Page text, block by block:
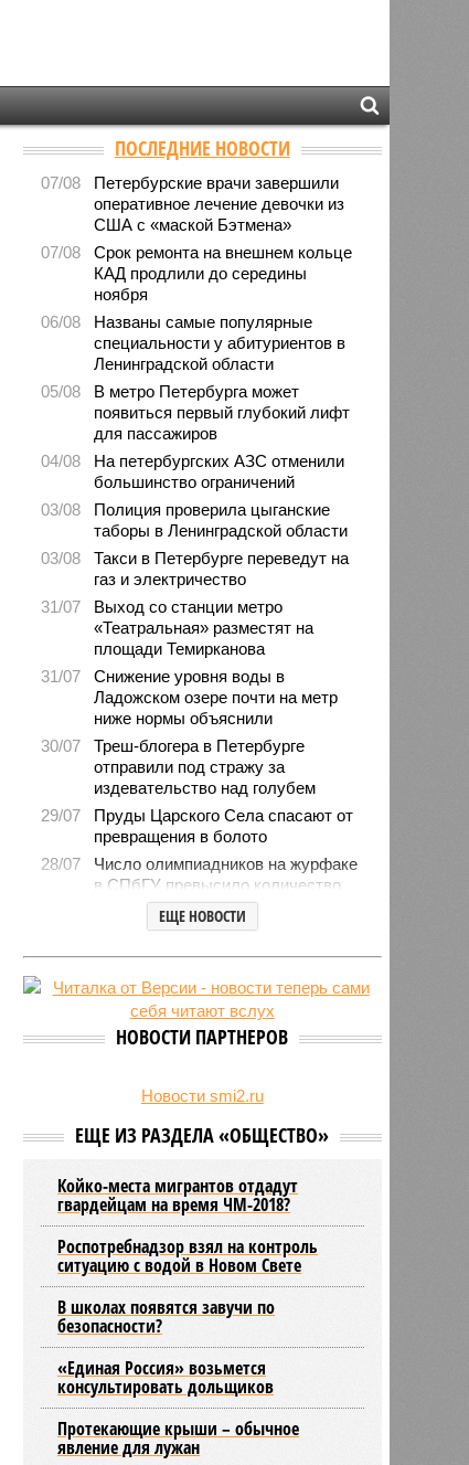
ПОСЛЕДНИЕ НОВОСТИ
07/08
Петербурские врачи завершили
оперативное лечение девочки из
США с «маской Бэтмена»
07/08
Срок ремонта на внешнем кольце
КАД продлили до середины
ноября
06/08
Названы самые популярные
специальности у абитуриентов в
Ленинградской области
05/08
В метро Петербурга может
появиться первый глубокий лифт
для пассажиров
04/08
На петербургских АЗС отменили
большинство ограничений
03/08
Полиция проверила цыганские
таборы в Ленинградской области
03/08
Такси в Петербурге переведут на
газ и электричество
31/07
Выход со станции метро
«Театральная» разместят на
площади Темирканова
31/07
Снижение уровня воды в
Ладожском озере почти на метр
ниже нормы объяснили
30/07
Треш-блогера в Петербурге
отправили под стражу за
издевательство над голубем
29/07
Пруды Царского Села спасают от
превращения в болото
28/07
Число олимпиадников на журфаке
в СПбГУ превысило количество
бюджетных мест
Рейды против подростков-
неформалов проведут в городе на
Оплатить проезд в наземном
транспорте Петербурга можно
будет по геолокации
отключения горячей воды в
ЕЩЕ НОВОСТИ
НОВОСТИ ПАРТНЕРОВ
Новости smi2.ru
ЕЩЕ ИЗ РАЗДЕЛА «ОБЩЕСТВО»
Койко-места мигрантов отдадут
гвардейцам на время ЧМ-2018?
Роспотребнадзор взял на контроль
ситуацию с водой в Новом Свете
В школах появятся завучи по
безопасности?
«Единая Россия» возьмется
консультировать дольщиков
Протекающие крыши – обычное
явление для лужан